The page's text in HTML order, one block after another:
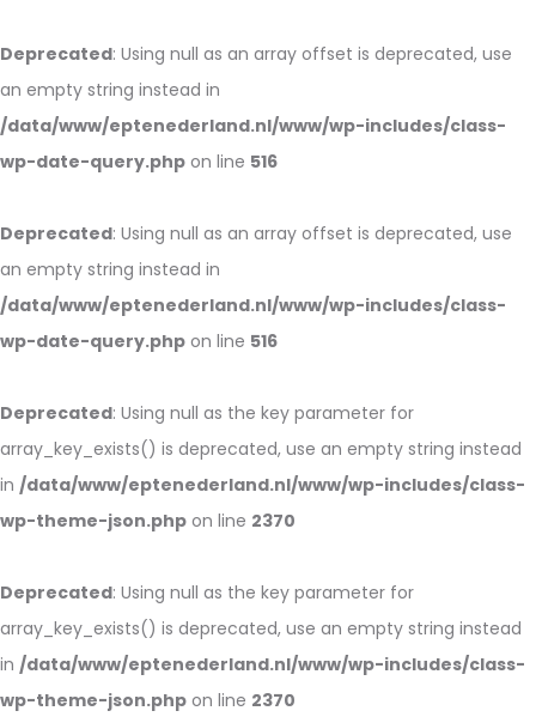
Deprecated: Using null as an array offset is deprecated, use
an empty string instead in
/data/www/eptenederland.nl/www/wp-includes/class-
wp-date-query.php on line 516
Deprecated: Using null as an array offset is deprecated, use
an empty string instead in
/data/www/eptenederland.nl/www/wp-includes/class-
wp-date-query.php on line 516
Deprecated: Using null as the key parameter for
array_key_exists() is deprecated, use an empty string instead
in /data/www/eptenederland.nl/www/wp-includes/class-
wp-theme-json.php on line 2370
Deprecated: Using null as the key parameter for
array_key_exists() is deprecated, use an empty string instead
in /data/www/eptenederland.nl/www/wp-includes/class-
wp-theme-json.php on line 2370